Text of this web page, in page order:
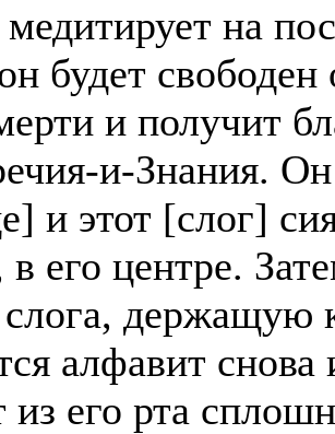
на
будет
и получит
и-Знания.
и этот [слог]
его центре.
держащую
алфавит
из его рта